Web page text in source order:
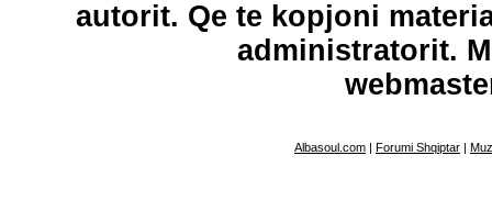
autorit. Qe te kopjoni
administratorit.
Albasoul.com | Forumi Shqiptar |